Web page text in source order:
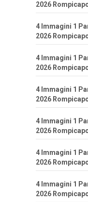
2026
4 Immagini 1
2026
4 Immagini 1
2026
4 Immagini 1
2026
4 Immagini 1
2026
4 Immagini 1
2026
4 Immagini 1
2026